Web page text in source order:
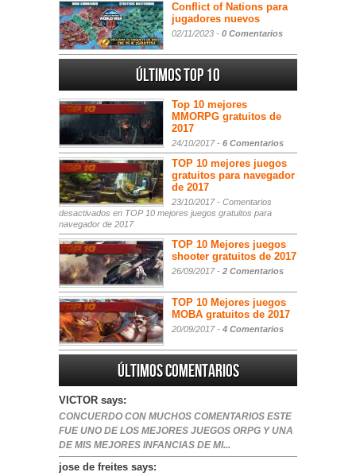
Conflict of Nations para
jugadores nuevos
02/11/2023 - 0 Comentarios
Últimos Top 10
Top 10 mejores
MMORPG gratuitos de
2017
24/10/2017 - 6 Comentarios
TOP 10 mejores juegos
gratuitos para navegador
de 2017
23/10/2017 - Comentarios
desactivados en TOP 10 mejores juegos gratuitos para
navegador de 2017
TOP 10 Mejores juegos
shooter gratuitos de 2017
26/09/2017 - 2 Comentarios
TOP 10 Mejores juegos
MOBA gratuitos de 2017
20/09/2017 - 4 Comentarios
Últimos comentarios
VICTOR says:
CONCUERDO CON MUCHOS COMENTARIOS ESTE
FUE UNO DE LOS MEJORES JUEGOS ORPG Y UNA
DE MIS MEJORES INFANCIAS DE MI...
jose de freites says: